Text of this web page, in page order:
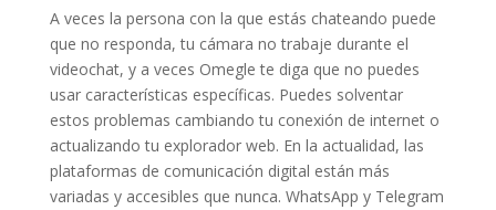
A veces la persona con la que estás chateando puede
que no responda, tu cámara no trabaje durante el
videochat, y a veces Omegle te diga que no puedes
usar características específicas. Puedes solventar
estos problemas cambiando tu conexión de internet o
actualizando tu explorador web. En la actualidad, las
plataformas de comunicación digital están más
variadas y accesibles que nunca. WhatsApp y Telegram